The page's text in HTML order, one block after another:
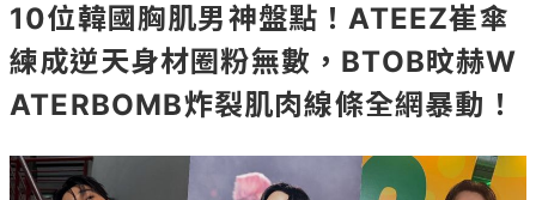
10位韓國胸肌男神盤點！ATEEZ崔傘
練成逆天身材圈粉無數，BTOB旼赫W
ATERBOMB炸裂肌肉線條全網暴動！